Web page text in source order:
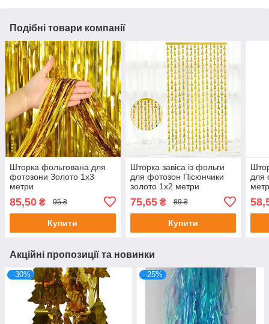
Подібні товари компанії
Шторка фольгована для
фотозони Золото 1х3
метри
85,50 ₴ 95 ₴
Купити
Шторка завіса із фольги
для фотозон Пісюнчики
золото 1х2 метри
75,65₴ 89 ₴
Купити
для
Акційні пропозиції та новинки
–30% –25%